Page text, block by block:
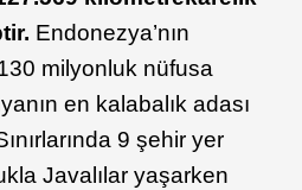
Endonezya’nın
milyonluk nüfusa
en kalabalık adası
9 şehir yer
Javalılar yaşarken